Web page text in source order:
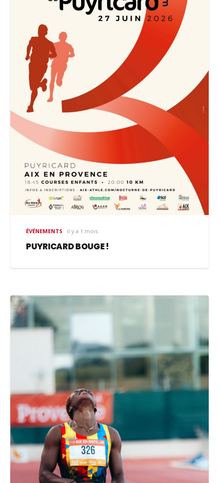
ÉVÉNEMENTS il y a 1 mois
PUYRICARD BOUGE !